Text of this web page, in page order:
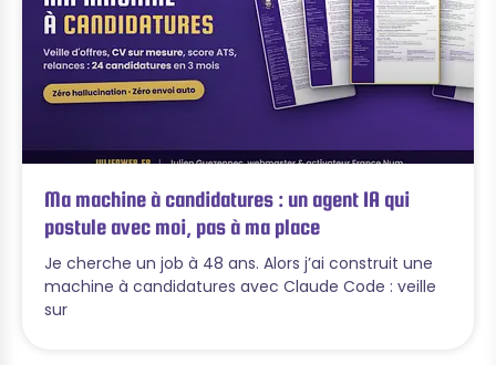
Ma machine à candidatures : un agent IA qui
postule avec moi, pas à ma place
Je cherche un job à 48 ans. Alors j’ai construit une
machine à candidatures avec Claude Code : veille
sur